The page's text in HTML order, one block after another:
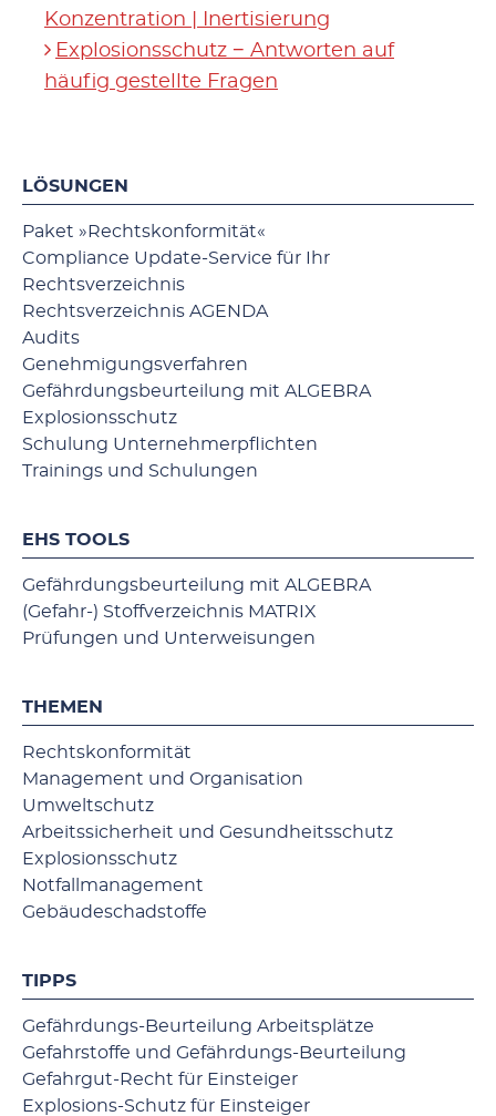
Konzentration | Inertisierung
Explosionsschutz − Antworten auf
häufig gestellte Fragen
LÖSUNGEN
Paket »Rechtskonformität«
Compliance Update-Service für Ihr
Rechtsverzeichnis
Rechtsverzeichnis AGENDA
Audits
Genehmigungsverfahren
Gefährdungsbeurteilung mit ALGEBRA
Explosionsschutz
Schulung Unternehmerpflichten
Trainings und Schulungen
EHS TOOLS
Gefährdungsbeurteilung mit ALGEBRA
(Gefahr-) Stoffverzeichnis MATRIX
Prüfungen und Unterweisungen
THEMEN
Rechtskonformität
Management und Organisation
Umweltschutz
Arbeitssicherheit und Gesundheitsschutz
Explosionsschutz
Notfallmanagement
Gebäudeschadstoffe
TIPPS
Gefährdungs-Beurteilung Arbeitsplätze
Gefahrstoffe und Gefährdungs-Beurteilung
Gefahrgut-Recht für Einsteiger
Explosions-Schutz für Einsteiger